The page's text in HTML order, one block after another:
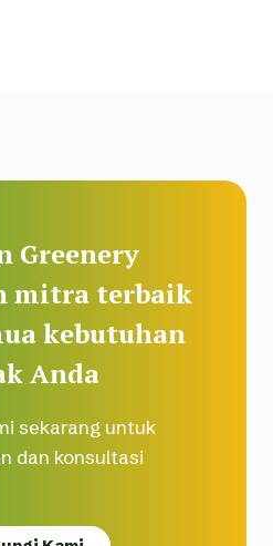
Greenery
mitra terbaik
kebutuhan
Anda
sekarang untuk
dan konsultasi